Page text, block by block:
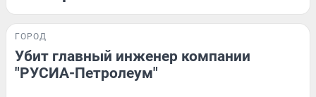
ГОРОД
Убит главный инженер компании
"РУСИА-Петролеум"